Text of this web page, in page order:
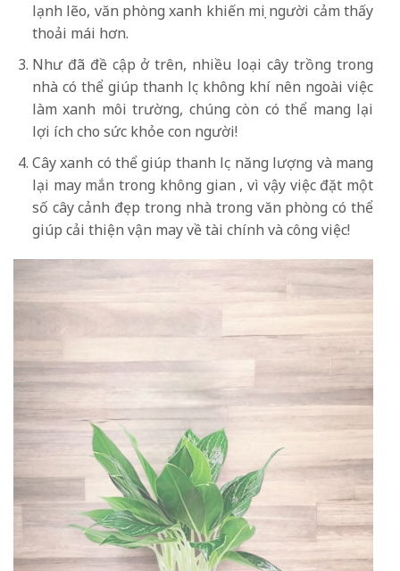
lạnh lẽo, văn phòng xanh khiến mọi người cảm thấy
thoải mái hơn.
Như đã đề cập ở trên, nhiều loại cây trồng trong
nhà có thể giúp thanh lọc không khí nên ngoài việc
làm xanh môi trường, chúng còn có thể mang lại
lợi ích cho sức khỏe con người!
Cây xanh có thể giúp thanh lọc năng lượng và mang
lại may mắn trong không gian , vì vậy việc đặt một
số cây cảnh đẹp trong nhà trong văn phòng có thể
giúp cải thiện vận may về tài chính và công việc!